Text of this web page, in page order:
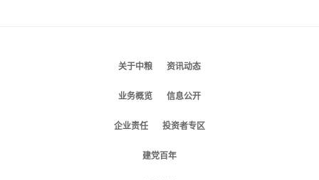
关于中粮 资讯动态
业务概览 信息公开
企业责任 投资者专区
建党百年